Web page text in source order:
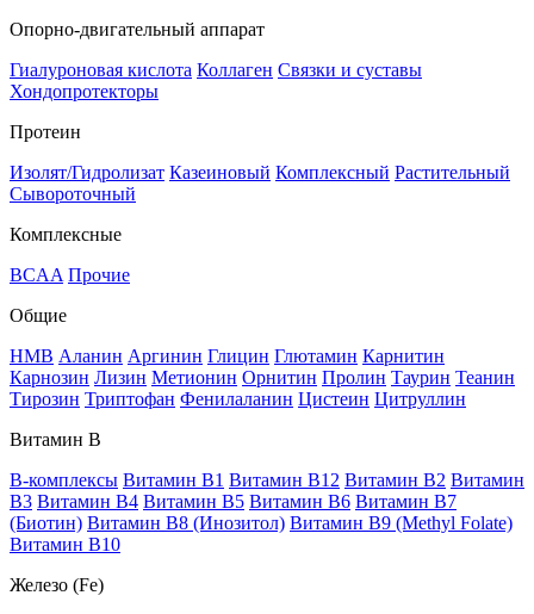
Опорно-двигательный аппарат
Гиалуроновая кислота Коллаген Связки и суставы
Хондопротекторы
Протеин
Изолят/Гидролизат Казеиновый Комплексный Растительный
Сывороточный
Комплексные
BCAA Прочие
Общие
HMB Аланин Аргинин Глицин Глютамин Карнитин
Карнозин Лизин Метионин Орнитин Пролин Таурин Теанин
Тирозин Триптофан Фенилаланин Цистеин Цитруллин
Витамин В
B-комплексы Витамин B1 Витамин B12 Витамин B2 Витамин
B3 Витамин B4 Витамин B5 Витамин B6 Витамин B7
(Биотин) Витамин B8 (Инозитол) Витамин B9 (Methyl Folate)
Витамин В10
Железо (Fe)